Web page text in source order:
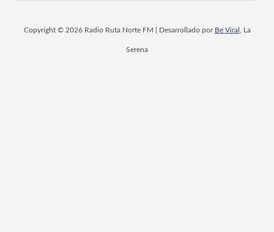
Copyright © 2026 Radio Ruta Norte FM | Desarrollado por Be Viral , La
Serena